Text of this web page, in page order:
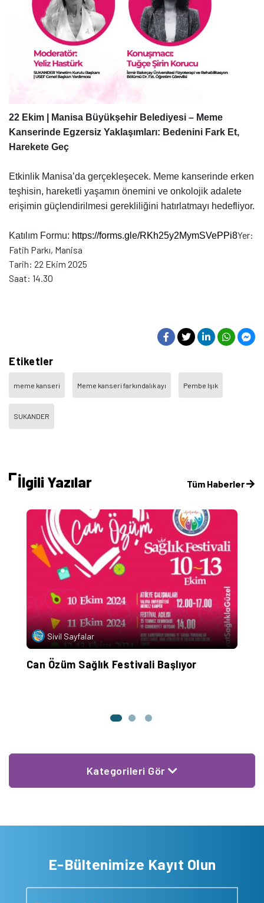
22 Ekim | Manisa Büyükşehir Belediyesi – Meme
Kanserinde Egzersiz Yaklaşımları: Bedenini Fark Et,
Harekete Geç
Etkinlik Manisa’da gerçekleşecek. Meme kanserinde erken
teşhisin, hareketli yaşamın önemini ve onkolojik adalete
erişimin güçlendirilmesi gerekliliğini hatırlatmayı hedefliyor.
Katılım Formu: https://forms.gle/RKh25y2MymSVePPi8Yer:
Fatih Parkı, Manisa
Tarih: 22 Ekim 2025
Saat: 14.30
Etiketler
meme kanseri Meme kanseri farkındalık ayı Pembe Işık
SUKANDER
İlgili Yazılar Tüm Haberler
Sivil Sayfalar
Can Özüm Sağlık Festivali Başlıyor
Kategorileri Gör
E-Bültenimize Kayıt Olun